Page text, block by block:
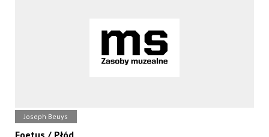
Joseph Beuys